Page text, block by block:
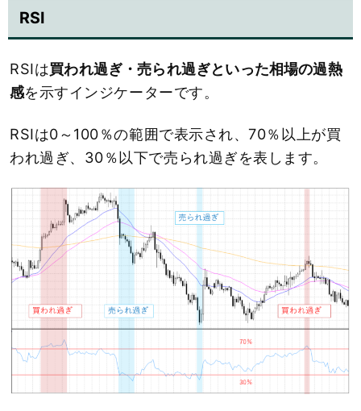
RSI
RSIは買われ過ぎ・売られ過ぎといった相場の過熱
感を示すインジケーターです。
RSIは0～100％の範囲で表示され、70％以上が買
われ過ぎ、30％以下で売られ過ぎを表します。